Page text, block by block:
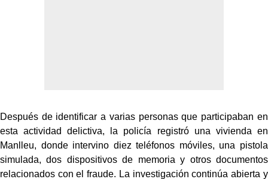
Después de identificar a varias personas que participaban en
esta actividad delictiva, la policía registró una vivienda en
Manlleu, donde intervino diez teléfonos móviles, una pistola
simulada, dos dispositivos de memoria y otros documentos
relacionados con el fraude. La investigación continúa abierta y